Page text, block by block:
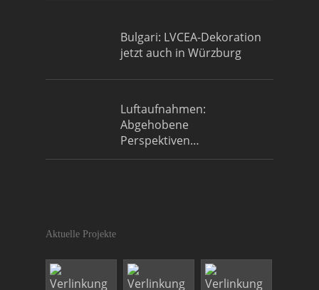
Bulgari: LVCEA-Dekoration
jetzt auch in Würzburg
Luftaufnahmen:
Abgehobene
Perspektiven…
Aktuelle Projekte